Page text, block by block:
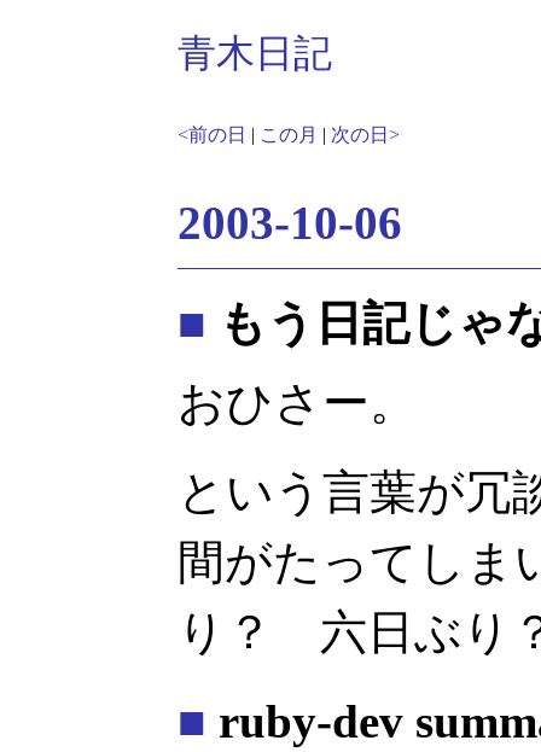
青木日記
<前の日 | この月 | 次の日>
2003-10-06
■ もう日記じゃ
おひさー。
という言葉が冗
間がたってしま
り？ 六日ぶり
■ ruby-dev